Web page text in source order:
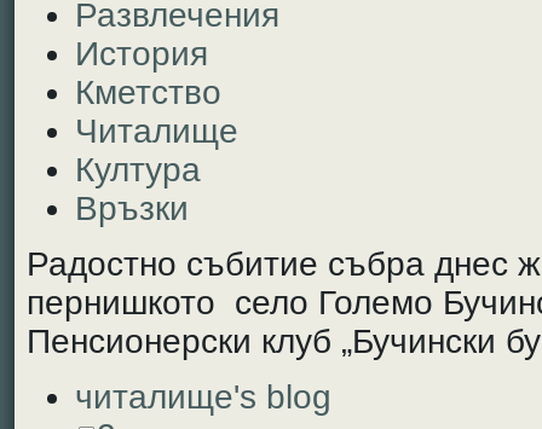
Развлечения
История
Кметство
Читалище
Култура
Връзки
Радостно събитие събра днес
пернишкото село Големо
Пенсионерски клуб „Бучински
читалище's blog